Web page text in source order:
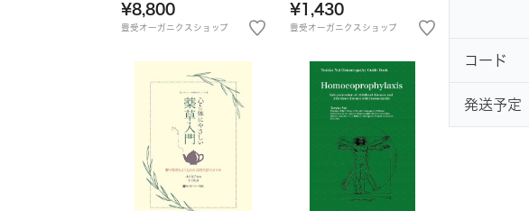
¥8,800
豊受オーガニクスショップ
¥1,430
豊受オーガニクスショップ
コード
発送予定